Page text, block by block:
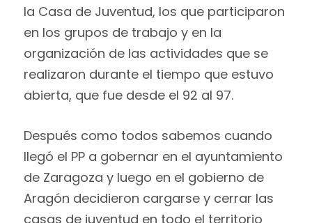
la Casa de Juventud, los que participaron
en los grupos de trabajo y en la
organización de las actividades que se
realizaron durante el tiempo que estuvo
abierta, que fue desde el 92 al 97.
Después como todos sabemos cuando
llegó el PP a gobernar en el ayuntamiento
de Zaragoza y luego en el gobierno de
Aragón decidieron cargarse y cerrar las
casas de juventud en todo el territorio